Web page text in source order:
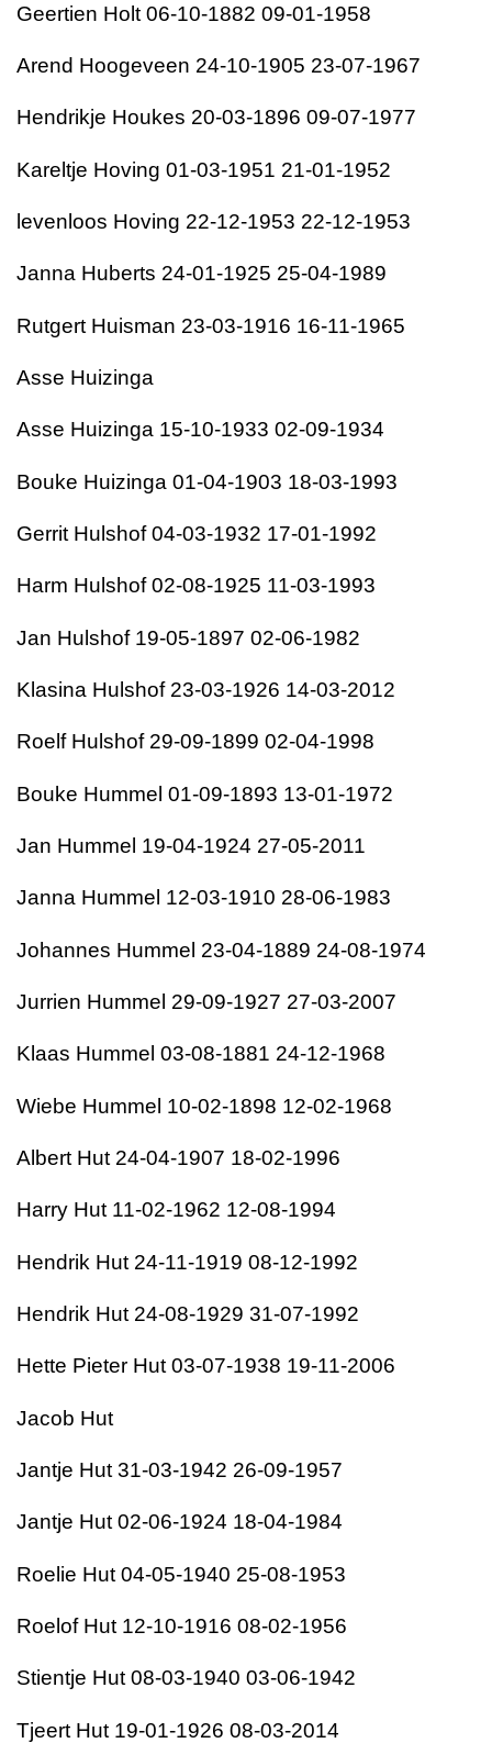
Geertien Holt 06-10-1882 09-01-1958
Arend Hoogeveen 24-10-1905 23-07-1967
Hendrikje Houkes 20-03-1896 09-07-1977
Kareltje Hoving 01-03-1951 21-01-1952
levenloos Hoving 22-12-1953 22-12-1953
Janna Huberts 24-01-1925 25-04-1989
Rutgert Huisman 23-03-1916 16-11-1965
Asse Huizinga
Asse Huizinga 15-10-1933 02-09-1934
Bouke Huizinga 01-04-1903 18-03-1993
Gerrit Hulshof 04-03-1932 17-01-1992
Harm Hulshof 02-08-1925 11-03-1993
Jan Hulshof 19-05-1897 02-06-1982
Klasina Hulshof 23-03-1926 14-03-2012
Roelf Hulshof 29-09-1899 02-04-1998
Bouke Hummel 01-09-1893 13-01-1972
Jan Hummel 19-04-1924 27-05-2011
Janna Hummel 12-03-1910 28-06-1983
Johannes Hummel 23-04-1889 24-08-1974
Jurrien Hummel 29-09-1927 27-03-2007
Klaas Hummel 03-08-1881 24-12-1968
Wiebe Hummel 10-02-1898 12-02-1968
Albert Hut 24-04-1907 18-02-1996
Harry Hut 11-02-1962 12-08-1994
Hendrik Hut 24-11-1919 08-12-1992
Hendrik Hut 24-08-1929 31-07-1992
Hette Pieter Hut 03-07-1938 19-11-2006
Jacob Hut
Jantje Hut 31-03-1942 26-09-1957
Jantje Hut 02-06-1924 18-04-1984
Roelie Hut 04-05-1940 25-08-1953
Roelof Hut 12-10-1916 08-02-1956
Stientje Hut 08-03-1940 03-06-1942
Tjeert Hut 19-01-1926 08-03-2014